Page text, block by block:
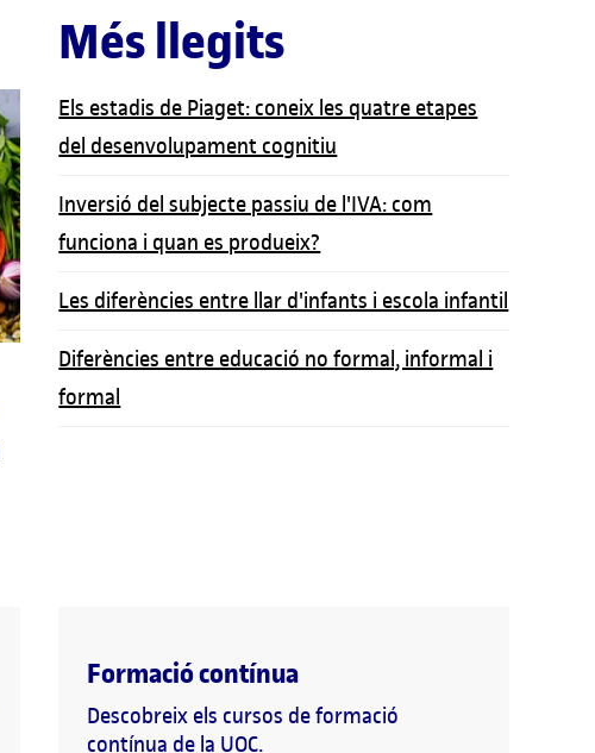
Més llegits
Els estadis de Piaget: coneix les quatre etapes
del desenvolupament cognitiu
Inversió del subjecte passiu de l'IVA: com
funciona i quan es produeix?
Les diferències entre llar d'infants i escola infantil
Diferències entre educació no formal, informal i
formal
Formació contínua
Descobreix els cursos de formació
contínua de la UOC.